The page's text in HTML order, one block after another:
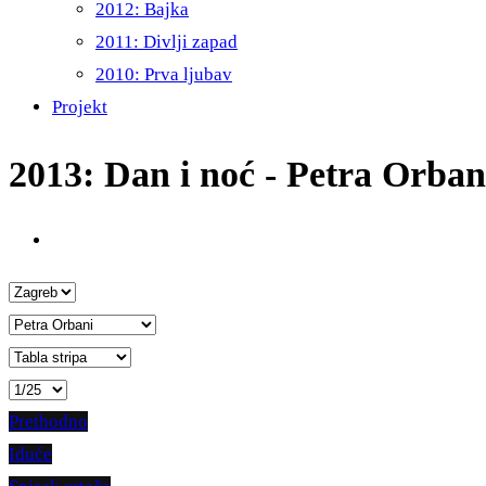
2012: Bajka
2011: Divlji zapad
2010: Prva ljubav
Projekt
2013: Dan i noć - Petra
Prethodno
Iduće